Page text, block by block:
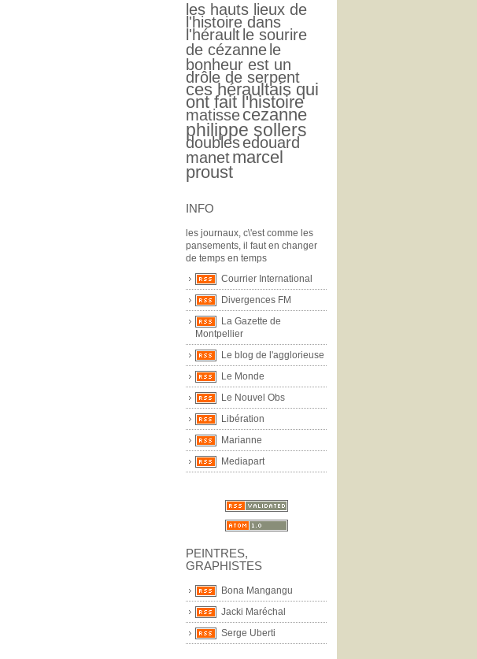
les hauts lieux de
l'histoire dans
l'hérault le sourire
de cézanne le
bonheur est un
drôle de serpent
ces héraultais qui
ont fait l'histoire
matissecezanne
philippe sollers
doublesedouard
manetmarcel
proust
INFO
les journaux, c\'est comme les
pansements, il faut en changer
de temps en temps
Courrier International
Divergences FM
La Gazette de
Montpellier
Le blog de l'agglorieuse
Le Monde
Le Nouvel Obs
Libération
Marianne
Mediapart
PEINTRES,
GRAPHISTES
Bona Mangangu
Jacki Maréchal
Serge Uberti